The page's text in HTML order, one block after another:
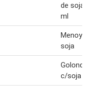
de soja
ml
Menoyo
soja
c/soja